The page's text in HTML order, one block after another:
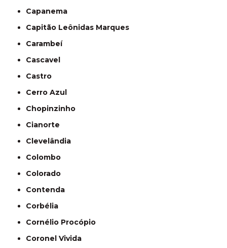
Capanema
Capitão Leônidas Marques
Carambeí
Cascavel
Castro
Cerro Azul
Chopinzinho
Cianorte
Clevelândia
Colombo
Colorado
Contenda
Corbélia
Cornélio Procópio
Coronel Vivida